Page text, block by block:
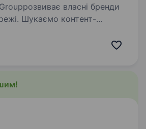
власні бренди
Шукаємо контент-
сайт і digital-канали компанії